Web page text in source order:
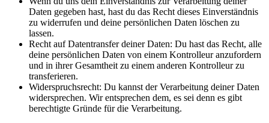
Daten gegeben hast, hast du das Recht dieses Einverständnis
zu widerrufen und deine persönlichen Daten löschen zu
lassen.
Recht auf Datentransfer deiner Daten: Du hast das Recht, alle
deine persönlichen Daten von einem Kontrolleur anzufordern
und in ihrer Gesamtheit zu einem anderen Kontrolleur zu
transferieren.
Widerspruchsrecht: Du kannst der Verarbeitung deiner Daten
widersprechen. Wir entsprechen dem, es sei denn es gibt
berechtigte Gründe für die Verarbeitung.